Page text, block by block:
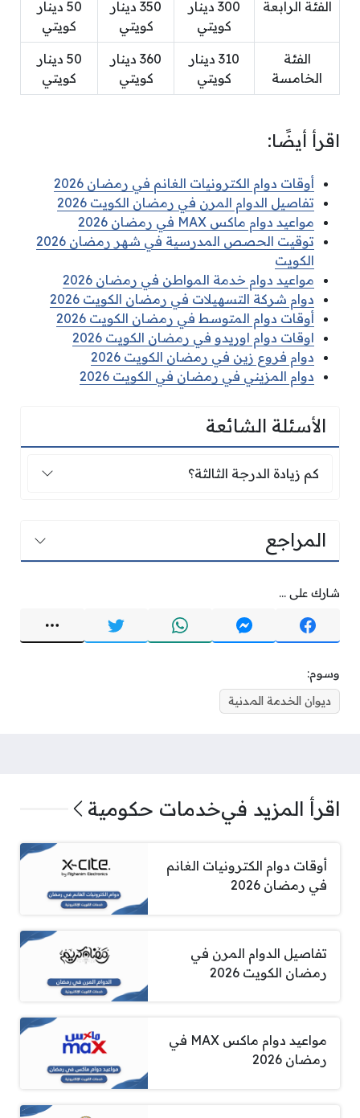
الفئة الرابعة
300 دينار
كويتي
350 دينار
كويتي
50 دينار
كويتي
الفئة
الخامسة
310 دينار
كويتي
360 دينار
كويتي
50 دينار
كويتي
اقرأ أيضًا:
أوقات دوام الكترونيات الغانم في رمضان 2026
تفاصيل الدوام المرن في رمضان الكويت 2026
مواعيد دوام ماكس MAX في رمضان 2026
توقيت الحصص المدرسية في شهر رمضان 2026
الكويت
مواعيد دوام خدمة المواطن في رمضان 2026
دوام شركة التسهيلات في رمضان الكويت 2026
أوقات دوام المتوسط في رمضان الكويت 2026
اوقات دوام اوريدو في رمضان الكويت 2026
دوام فروع زين في رمضان الكويت 2026
دوام المزيني في رمضان في الكويت 2026
الأسئلة الشائعة
كم زيادة الدرجة الثالثة؟
كم زيادة الدرجة الثالثة؟
المراجع
شارك على ...
وسوم:
ديوان الخدمة المدنية
اقرأ المزيد فيخدمات حكومية
أوقات دوام الكترونيات الغانم
في رمضان 2026
تفاصيل الدوام المرن في
رمضان الكويت 2026
مواعيد دوام ماكس MAX في
رمضان 2026